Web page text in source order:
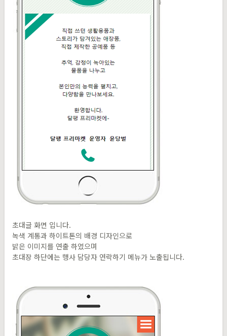
초대글 화면 입니다.
녹색 계통과 하이트톤의 배경 디자인으로
밝은 이미지를 연출 하였으며
초대장 하단에는 행사 담당자 연락하기 메뉴가 노출됩니다.